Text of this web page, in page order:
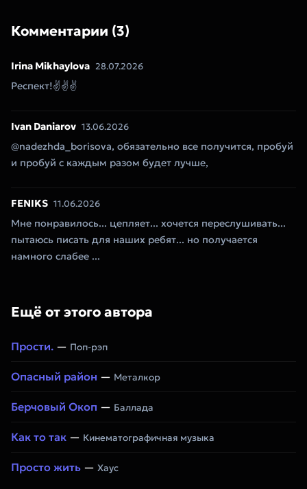
Комментарии (3)
Irina Mikhaylova 28.07.2026
Респект!✌✌✌
Ivan Daniarov 13.06.2026
@nadezhda_borisova, обязательно все получится, пробуй
и пробуй с каждым разом будет лучше,
FENIKS 11.06.2026
Мне понравилось... цепляет... хочется переслушивать...
пытаюсь писать для наших ребят... но получается
намного слабее ...
Ещё от этого автора
Прости. — Поп-рэп
Опасный район — Металкор
Берчовый Окоп — Баллада
Как то так — Кинематографичная музыка
Просто жить — Хаус